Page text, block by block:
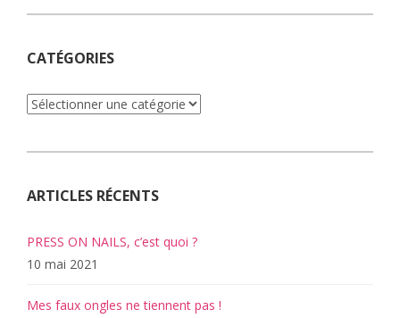
CATÉGORIES
Catégories
ARTICLES RÉCENTS
PRESS ON NAILS, c’est quoi ?
10 mai 2021
Mes faux ongles ne tiennent pas !